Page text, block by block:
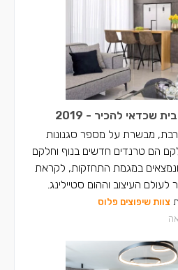
שכדאי להכיר - 2019
מבשרת על מספר סגנונות
הם טרנדים חדשים בנוף וחלקם
במגמת התחזקות, לקראת
העיצוב וההום סטיילינג.
צוות שיפוצים פלוס